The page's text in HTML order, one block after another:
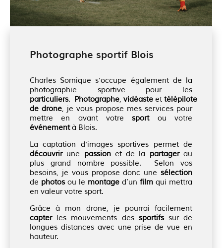
Photographe sportif Blois
Charles Sornique s'occupe également de la
photographie sportive pour les
particuliers. Photographe, vidéaste et télépilote
de drone, je vous propose mes services pour
mettre en avant votre sportou votre
événementà Blois.
La captation d'images sportives permet de
découvrirune passionet de la partagerau
plus grand nombre possible. Selon vos
besoins, je vous propose donc une sélection
de photosou le montage d’un film qui mettra
en valeur votre sport.
Grâce à mon drone, je pourrai facilement
capterles mouvements des sportifssur de
longues distances avec une prise de vue en
hauteur.